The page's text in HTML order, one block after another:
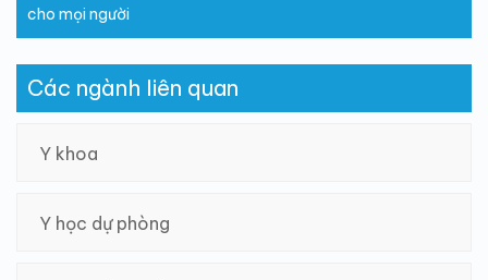
cho mọi người
Các ngành liên quan
Y khoa
Y học dự phòng